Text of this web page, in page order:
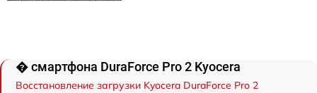
� смартфона DuraForce Pro 2 Kyocera
Восстановление загрузки Kyocera DuraForce Pro 2